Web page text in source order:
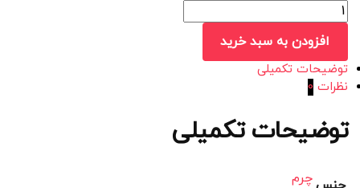
افزودن به سبد خرید
توضیحات تکمیلی
نظرات 0
توضیحات تکمیلی
چرم